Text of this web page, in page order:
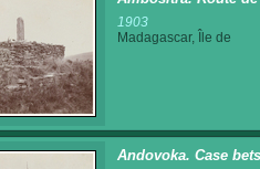
1903
Madagascar, Île de
Andovoka. Case